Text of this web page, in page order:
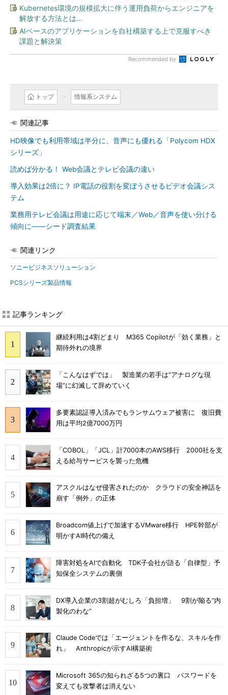
Kubernetes環境の規模拡大に伴う運用負荷からエンジニアを
解放する方法とは...
AIベースのアプリケーションを自社構築する上で克服すべき
課題と解決策
Recommended by
トップ 情報系システム
関連記事
HD映像でも利用帯域は半分に、音声にも優れる「Polycom HDX
シリーズ」
読めば分かる！ Web会議とテレビ会議の違い
導入効果は2倍に？ IP電話の役割を変ぼうさせるビデオ会議シス
テム
業務用テレビ会議は用途に応じて端末／Web／音声を使い分ける
傾向に――シード調査結果
関連リンク
ソニービジネスソリューション
PCSシリーズ製品情報
記事ランキング
継続利用は4割どまり M365 Copilotが「効く業務」と
期待外れの境界
「こんなはずでは」 製造業の若手は“アナログな現
場”に幻滅して辞めていく
多要素認証導入済みでもランサムウェア被害に 復旧費
用は平均2億7000万円
「COBOL」「JCL」計7000本のAWS移行 2000社を支
える給与サービスを襲った危機
アスクルはなぜ侵害されたのか クラウドの安全神話を
崩す「例外」の正体
Broadcom値上げで加速するVMware移行 HPE幹部が
明かすAI時代の備え
障害対処をAIで自動化 TDK子会社が語る「自律型」予
知保全システムの裏側
DX導入企業の3割超がむしろ「負担増」 9割が陥る“内
製化のわな”
Claude Codeでは「エージェントを作るな、スキルを作
れ」 Anthropicが示すAI構築術
Microsoft 365の知られざる5つの裏口 パスワードを
変えても攻撃者は消えない